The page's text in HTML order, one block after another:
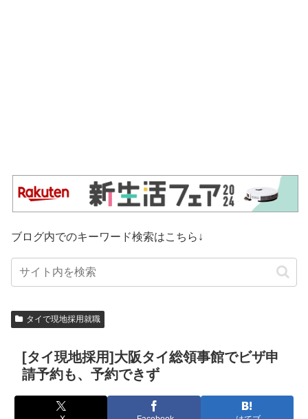
ブログ内でのキーワード検索はこちら↓
タイで現地採用就職
[タイ現地採用]大阪タイ総領事館でビザ申
請予約も、予約できず